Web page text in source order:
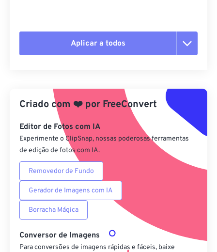
Aplicar a todos
Aplicar a partir da predefinição
Salvar como predefinição
Criado com ❤️ por FreeConvert
Editor de Fotos com IA
Experimente o ClipSnap, nossas poderosas ferramentas
de edição de fotos com IA.
Removedor de Fundo
Gerador de Imagens com IA
Borracha Mágica
Conversor de Imagens
Para conversões de imagens rápidas e fáceis, baixe